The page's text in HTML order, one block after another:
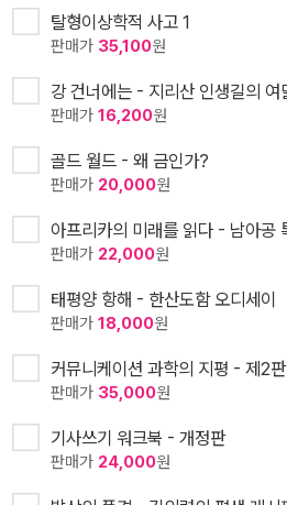
탈형이상학적 사고 1
판매가 35,100원
강 건너에는 - 지리산 인생길의 여
판매가 16,200원
골드 월드 - 왜 금인가?
판매가 20,000원
아프리카의 미래를 읽다 - 남아공
판매가 22,000원
태평양 항해 - 한산도함 오디세이
판매가 18,000원
커뮤니케이션 과학의 지평 - 제2판
판매가 35,000원
기사쓰기 워크북 - 개정판
판매가 24,000원